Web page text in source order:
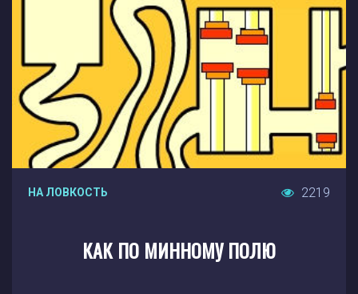
НА ЛОВКОСТЬ 2219
КАК ПО МИННОМУ ПОЛЮ